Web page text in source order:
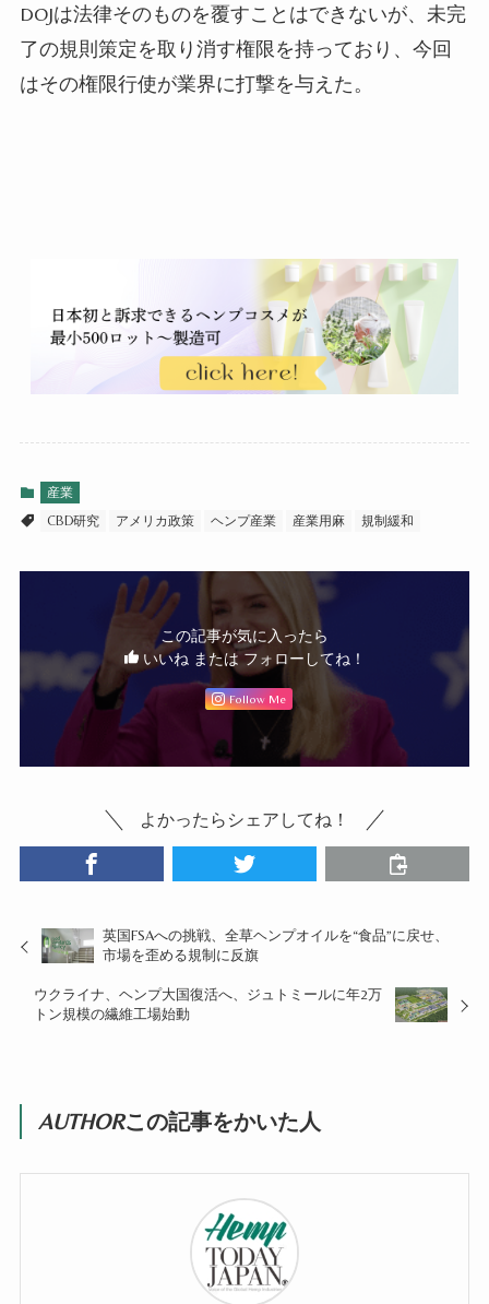
DOJは法律そのものを覆すことはできないが、未完
了の規則策定を取り消す権限を持っており、今回
はその権限行使が業界に打撃を与えた。
産業
CBD研究
アメリカ政策 ヘンプ産業 産業用麻 規制緩和
この記事が気に入ったら
いいね または フォローしてね！
Follow Me
よかったらシェアしてね！
英国FSAへの挑戦、全草ヘンプオイルを“食品”に戻せ、
市場を歪める規制に反旗
ウクライナ、ヘンプ大国復活へ、ジュトミールに年2万
トン規模の繊維工場始動
AUTHORこの記事をかいた人